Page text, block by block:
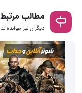
مطالب مرتبط
دیگران نیز خوانده‌اند